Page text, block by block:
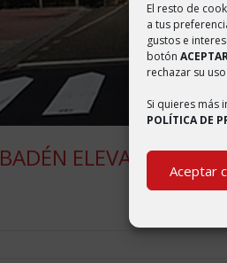
El resto de
a tus
gustos e
botón
rechazar su
Si quieres más
POLÍTICA DE
Aceptar
BADÉN ELEVADO EN